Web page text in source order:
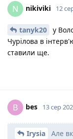
N nikiviki 12
tanyk20
у
Чурілова в
ставили ще.
B bes 13 сер
Irysia
Але